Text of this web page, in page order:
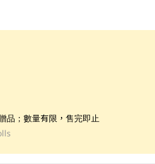
品；數量有限，售完即止